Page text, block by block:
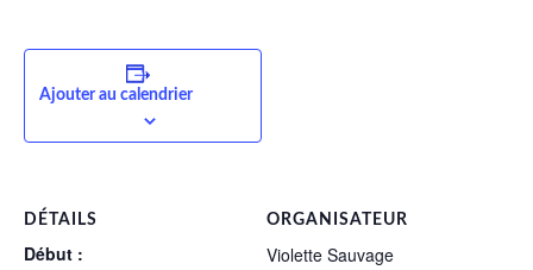
Ajouter au calendrier
DÉTAILS
Début :
ORGANISATEUR
Violette Sauvage